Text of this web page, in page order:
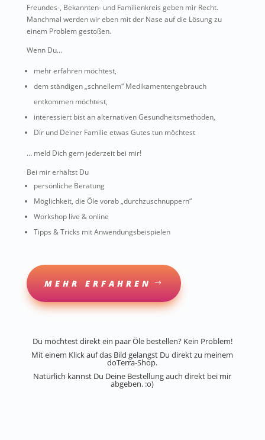
Freundes-, Bekannten- und Familienkreis geben mir Recht.
Manchmal werden wir eben mit der Nase auf die Lösung zu
einem Problem gestoßen.
Wenn Du…
mehr erfahren möchtest,
dem ständigen „schnellem“ Medikamentengebrauch
entkommen möchtest,
interessiert bist an alternativen Gesundheitsmethoden,
Dir und Deiner Familie etwas Gutes tun möchtest
… meld Dich gern jederzeit bei mir!
Bei mir erhältst Du
persönliche Beratung
Möglichkeit, die Öle vorab „durchzuschnuppern“
Workshop live & online
Tipps & Tricks mit Anwendungsbeispielen
MEHR ERFAHREN
Du möchtest direkt ein paar Öle bestellen? Kein Problem!
Mit einem Klick auf das Bild gelangst Du direkt zu meinem
doTerra-Shop.
Natürlich kannst Du Deine Bestellung auch direkt bei mir
abgeben. :o)